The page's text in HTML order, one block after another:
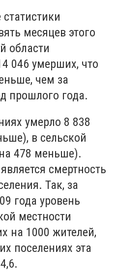
месяцев этого
области
046 умерших, что
чем за
прошлого года.
умерло 8 838
в сельской
478 меньше).
смертность
Так, за
года уровень
местности
на 1000 жителей,
поселениях эта